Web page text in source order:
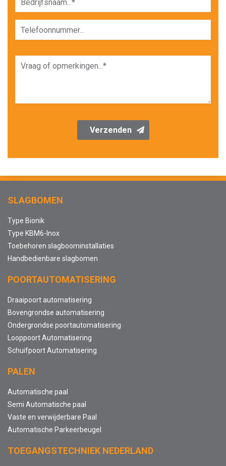
Verzenden
SLAGBOMEN
Type Bionik
Type KBM6-Inox
Toebehoren slagboominstallaties
Handbedienbare slagbomen
POORTAUTOMATISERING
Draaipoort automatisering
Bovengrondse automatisering
Ondergrondse poortautomatisering
Looppoort Automatisering
Schuifpoort Automatisering
PALEN
Automatische paal
Semi Automatische paal
Vaste en verwijderbare Paal
Automatische Parkeerbeugel
TOEGANGSTECHNIEK NEDERLAND